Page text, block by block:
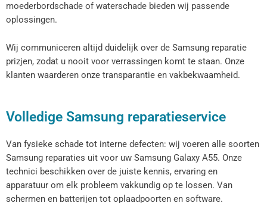
moederbordschade of waterschade bieden wij passende
oplossingen.
Wij communiceren altijd duidelijk over de Samsung reparatie
prizjen, zodat u nooit voor verrassingen komt te staan. Onze
klanten waarderen onze transparantie en vakbekwaamheid.
Volledige Samsung reparatieservice
Van fysieke schade tot interne defecten: wij voeren alle soorten
Samsung reparaties uit voor uw Samsung Galaxy A55. Onze
technici beschikken over de juiste kennis, ervaring en
apparatuur om elk probleem vakkundig op te lossen. Van
schermen en batterijen tot oplaadpoorten en software.